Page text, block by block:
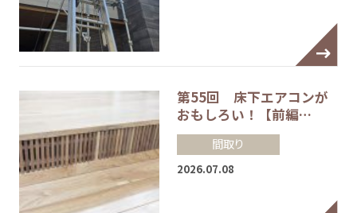
第55回 床下エアコンが
おもしろい！【前編…
間取り
2026.07.08